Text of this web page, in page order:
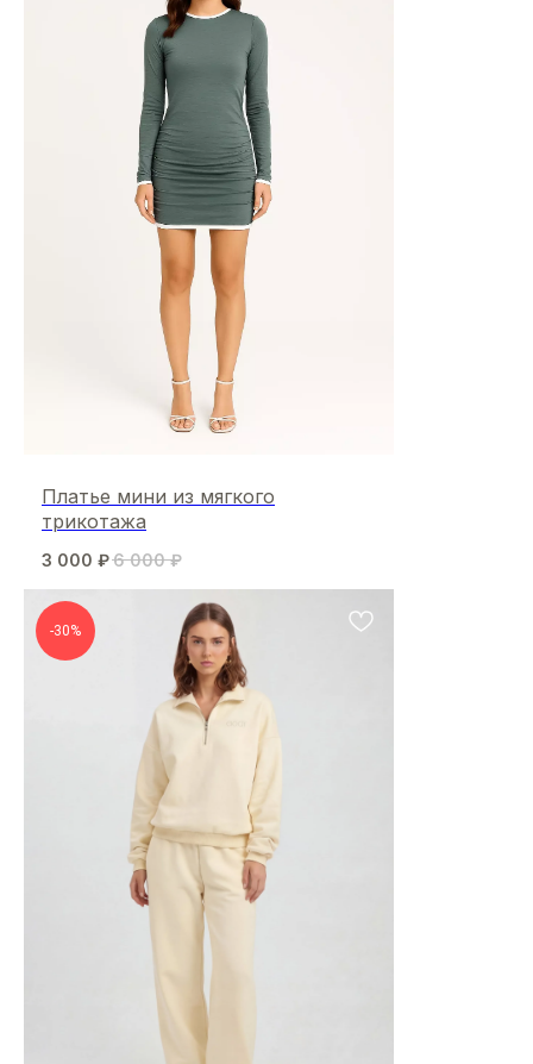
Платье мини из мягкого
трикотажа
3 000 ₽6 000 ₽
-30%